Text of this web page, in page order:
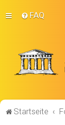
FAQ
Startseite